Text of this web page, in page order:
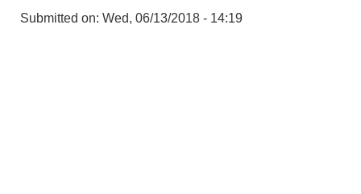
Submitted on: Wed, 06/13/2018 - 14:19